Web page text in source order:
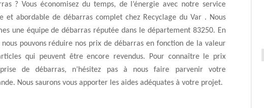
? Vous économisez du temps, de l’énergie avec notre service
et abordable de débarras complet chez Recyclage du Var . Nous
une équipe de débarras réputée dans le département 83250. En
pouvons réduire nos prix de débarras en fonction de la valeur
qui peuvent être encore revendus. Pour connaître le prix
de débarras, n’hésitez pas à nous faire parvenir votre
Nous saurons vous apporter les aides adéquates à votre projet.